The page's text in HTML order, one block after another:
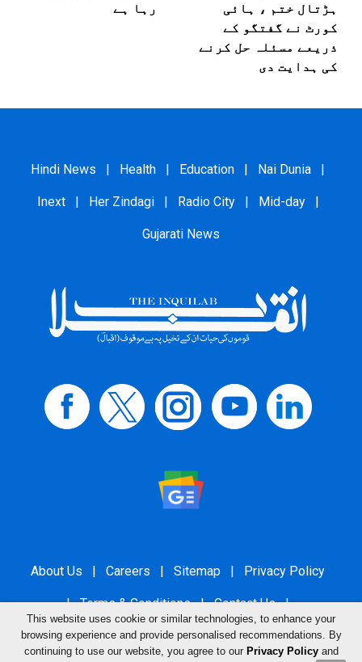
ہڑتال ختم ، ہائی
کورٹ نے گفتگو کے
ذریعے مسئلہ حل کرنے
کی ہدایت دی
رہا ہے
Hindi News | Health | Education | Nai Dunia |
Inext | Her Zindagi | Radio City | Mid-day |
Gujarati News
About Us | Careers | Sitemap | Privacy Policy
| Terms & Conditions | Contact Us |
Grievance Redressal
This website uses cookie or similar technologies, to enhance your
browsing experience and provide personalised recommendations. By
continuing to use our website, you agree to our Privacy Policyand